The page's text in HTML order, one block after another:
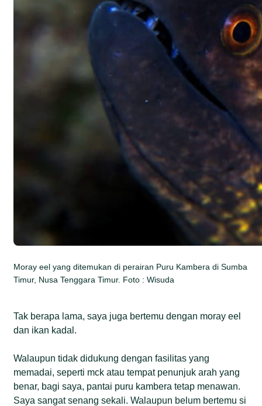
Moray eel yang ditemukan di perairan Puru Kambera di Sumba
Timur, Nusa Tenggara Timur. Foto : Wisuda
Tak berapa lama, saya juga bertemu dengan moray eel
dan ikan kadal.
Walaupun tidak didukung dengan fasilitas yang
memadai, seperti mck atau tempat penunjuk arah yang
benar, bagi saya, pantai puru kambera tetap menawan.
Saya sangat senang sekali. Walaupun belum bertemu si